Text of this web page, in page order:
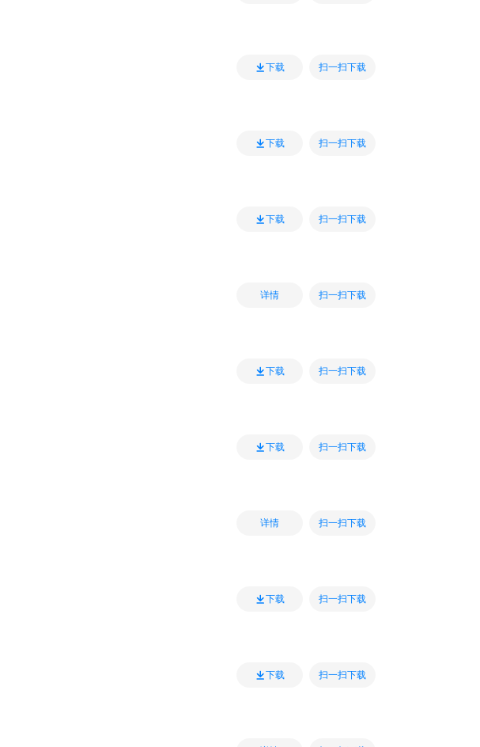
下载 扫一扫下载
下载 扫一扫下载
下载 扫一扫下载
详情 扫一扫下载
下载 扫一扫下载
下载 扫一扫下载
详情 扫一扫下载
下载 扫一扫下载
下载 扫一扫下载